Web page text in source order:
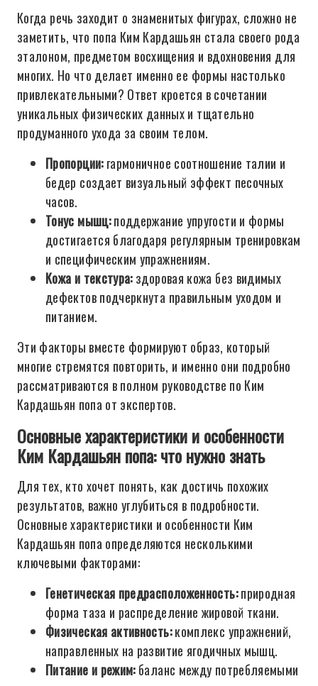
Когда речь заходит о знаменитых фигурах, сложно не
заметить, что попа Ким Кардашьян стала своего рода
эталоном, предметом восхищения и вдохновения для
многих. Но что делает именно ее формы настолько
привлекательными? Ответ кроется в сочетании
уникальных физических данных и тщательно
продуманного ухода за своим телом.
Пропорции:гармоничное соотношение талии и
бедер создает визуальный эффект песочных
часов.
Тонус мышц:поддержание упругости и формы
достигается благодаря регулярным тренировкам
и специфическим упражнениям.
Кожа и текстура:здоровая кожа без видимых
дефектов подчеркнута правильным уходом и
питанием.
Эти факторы вместе формируют образ, который
многие стремятся повторить, и именно они подробно
рассматриваются в полном руководстве по Ким
Кардашьян попа от экспертов.
Основные характеристики и особенности
Ким Кардашьян попа: что нужно знать
Для тех, кто хочет понять, как достичь похожих
результатов, важно углубиться в подробности.
Основные характеристики и особенности Ким
Кардашьян попа определяются несколькими
ключевыми факторами:
Генетическая предрасположенность:природная
форма таза и распределение жировой ткани.
Физическая активность:комплекс упражнений,
направленных на развитие ягодичных мышц.
Питание и режим:баланс между потребляемыми